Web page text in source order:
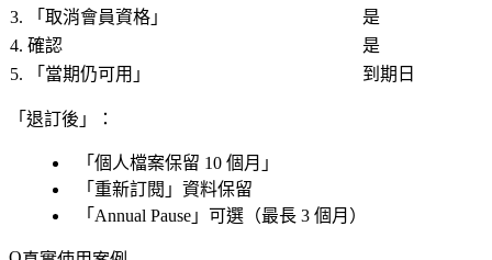
3. 「 取消會員資格 」
是
4. 確認
是
5. 「 當期仍可用 」 到期日
「退訂後」：
「 個人檔案保留 10 個月 」
「 重新訂閱 」資料保留
「 Annual Pause 」可選（最長 3 個月）